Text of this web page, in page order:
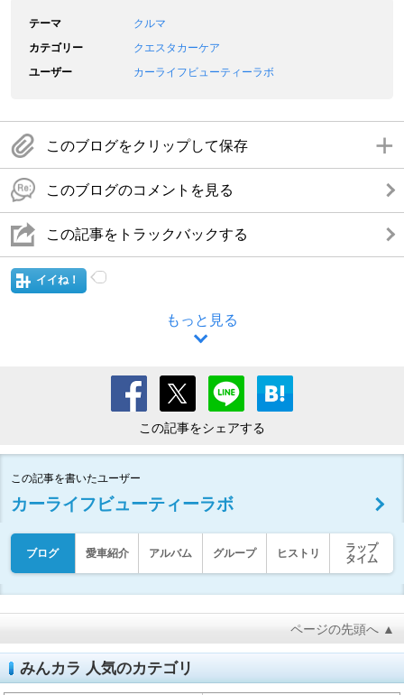
テーマ
クルマ
カテゴリー
クエスタカーケア
ユーザー
カーライフビューティーラボ
このブログをクリップして保存
このブログのコメントを見る
この記事をトラックバックする
イイね！
もっと見る
この記事をシェアする
この記事を書いたユーザー
カーライフビューティーラボ
ブログ 愛車紹介 アルバム グループ ヒストリ
ラップ
タイム
ページの先頭へ ▲
みんカラ 人気のカテゴリ